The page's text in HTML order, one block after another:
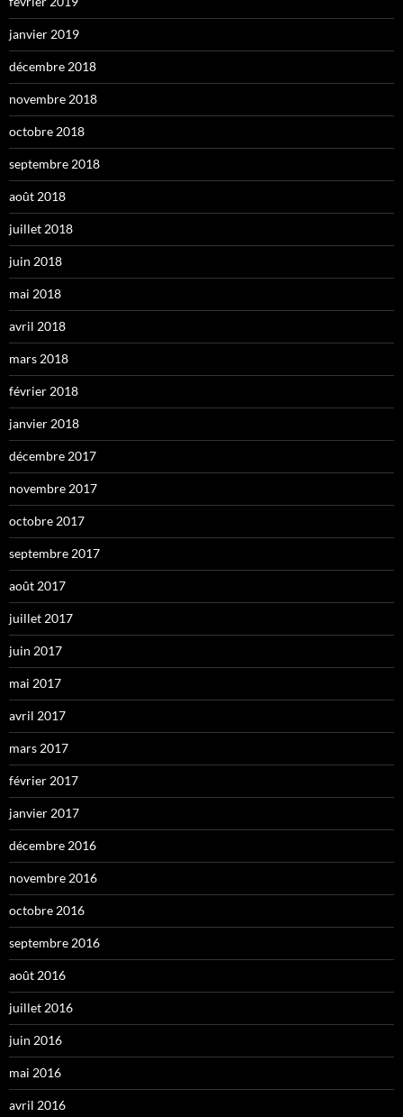
janvier 2019
décembre 2018
novembre 2018
octobre 2018
septembre 2018
août 2018
juillet 2018
juin 2018
mai 2018
avril 2018
mars 2018
février 2018
janvier 2018
décembre 2017
novembre 2017
octobre 2017
septembre 2017
août 2017
juillet 2017
juin 2017
mai 2017
avril 2017
mars 2017
février 2017
janvier 2017
décembre 2016
novembre 2016
octobre 2016
septembre 2016
août 2016
juillet 2016
juin 2016
mai 2016
avril 2016